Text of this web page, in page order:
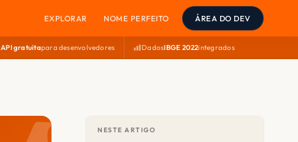
EXPLORAR NOME PERFEITO ÁREA DO DEV
API gratuitapara desenvolvedores DadosIBGE 2022integrados
NESTE ARTIGO